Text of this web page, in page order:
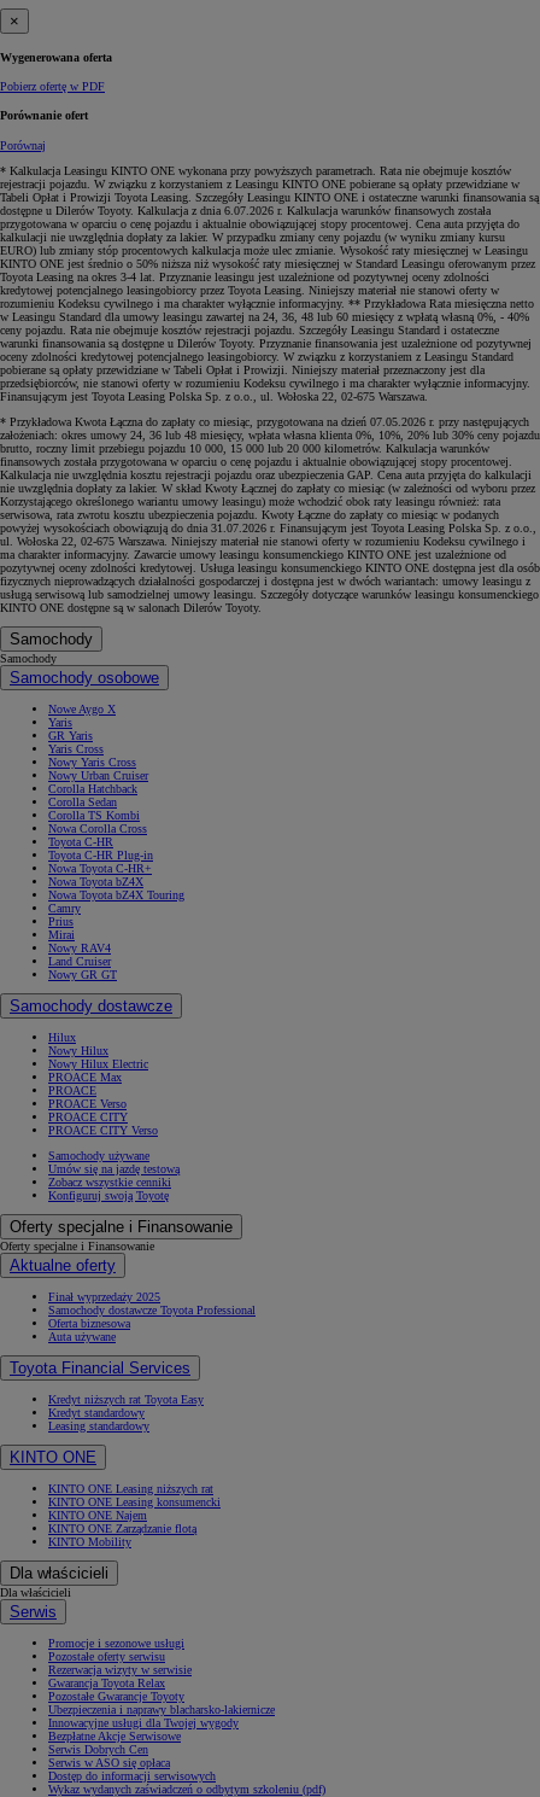
×
Wygenerowana oferta
Pobierz ofertę w PDF
Porównanie ofert
Porównaj
* Kalkulacja Leasingu KINTO ONE wykonana przy powyższych parametrach. Rata nie obejmuje kosztów
rejestracji pojazdu. W związku z korzystaniem z Leasingu KINTO ONE pobierane są opłaty przewidziane w
Tabeli Opłat i Prowizji Toyota Leasing. Szczegóły Leasingu KINTO ONE i ostateczne warunki finansowania są
dostępne u Dilerów Toyoty. Kalkulacja z dnia 6.07.2026 r. Kalkulacja warunków finansowych została
przygotowana w oparciu o cenę pojazdu i aktualnie obowiązującej stopy procentowej. Cena auta przyjęta do
kalkulacji nie uwzględnia dopłaty za lakier. W przypadku zmiany ceny pojazdu (w wyniku zmiany kursu
EURO) lub zmiany stóp procentowych kalkulacja może ulec zmianie. Wysokość raty miesięcznej w Leasingu
KINTO ONE jest średnio o 50% niższa niż wysokość raty miesięcznej w Standard Leasingu oferowanym przez
Toyota Leasing na okres 3-4 lat. Przyznanie leasingu jest uzależnione od pozytywnej oceny zdolności
kredytowej potencjalnego leasingobiorcy przez Toyota Leasing. Niniejszy materiał nie stanowi oferty w
rozumieniu Kodeksu cywilnego i ma charakter wyłącznie informacyjny. ** Przykładowa Rata miesięczna netto
w Leasingu Standard dla umowy leasingu zawartej na 24, 36, 48 lub 60 miesięcy z wpłatą własną 0%, - 40%
ceny pojazdu. Rata nie obejmuje kosztów rejestracji pojazdu. Szczegóły Leasingu Standard i ostateczne
warunki finansowania są dostępne u Dilerów Toyoty. Przyznanie finansowania jest uzależnione od pozytywnej
oceny zdolności kredytowej potencjalnego leasingobiorcy. W związku z korzystaniem z Leasingu Standard
pobierane są opłaty przewidziane w Tabeli Opłat i Prowizji. Niniejszy materiał przeznaczony jest dla
przedsiębiorców, nie stanowi oferty w rozumieniu Kodeksu cywilnego i ma charakter wyłącznie informacyjny.
Finansującym jest Toyota Leasing Polska Sp. z o.o., ul. Wołoska 22, 02-675 Warszawa.
* Przykładowa Kwota Łączna do zapłaty co miesiąc, przygotowana na dzień 07.05.2026 r. przy następujących
założeniach: okres umowy 24, 36 lub 48 miesięcy, wpłata własna klienta 0%, 10%, 20% lub 30% ceny pojazdu
brutto, roczny limit przebiegu pojazdu 10 000, 15 000 lub 20 000 kilometrów. Kalkulacja warunków
finansowych została przygotowana w oparciu o cenę pojazdu i aktualnie obowiązującej stopy procentowej.
Kalkulacja nie uwzględnia kosztu rejestracji pojazdu oraz ubezpieczenia GAP. Cena auta przyjęta do kalkulacji
nie uwzględnia dopłaty za lakier. W skład Kwoty Łącznej do zapłaty co miesiąc (w zależności od wyboru przez
Korzystającego określonego wariantu umowy leasingu) może wchodzić obok raty leasingu również: rata
serwisowa, rata zwrotu kosztu ubezpieczenia pojazdu. Kwoty Łączne do zapłaty co miesiąc w podanych
powyżej wysokościach obowiązują do dnia 31.07.2026 r. Finansującym jest Toyota Leasing Polska Sp. z o.o.,
ul. Wołoska 22, 02-675 Warszawa. Niniejszy materiał nie stanowi oferty w rozumieniu Kodeksu cywilnego i
ma charakter informacyjny. Zawarcie umowy leasingu konsumenckiego KINTO ONE jest uzależnione od
pozytywnej oceny zdolności kredytowej. Usługa leasingu konsumenckiego KINTO ONE dostępna jest dla osób
fizycznych nieprowadzących działalności gospodarczej i dostępna jest w dwóch wariantach: umowy leasingu z
usługą serwisową lub samodzielnej umowy leasingu. Szczegóły dotyczące warunków leasingu konsumenckiego
KINTO ONE dostępne są w salonach Dilerów Toyoty.
Samochody
Samochody
Samochody osobowe
Nowe Aygo X
Yaris
GR Yaris
Yaris Cross
Nowy Yaris Cross
Nowy Urban Cruiser
Corolla Hatchback
Corolla Sedan
Corolla TS Kombi
Nowa Corolla Cross
Toyota C-HR
Toyota C-HR Plug-in
Nowa Toyota C-HR+
Nowa Toyota bZ4X
Nowa Toyota bZ4X Touring
Camry
Prius
Mirai
Nowy RAV4
Land Cruiser
Nowy GR GT
Samochody dostawcze
Hilux
Nowy Hilux
Nowy Hilux Electric
PROACE Max
PROACE
PROACE Verso
PROACE CITY
PROACE CITY Verso
Samochody używane
Umów się na jazdę testową
Zobacz wszystkie cenniki
Konfiguruj swoją Toyotę
Oferty specjalne i Finansowanie
Oferty specjalne i Finansowanie
Aktualne oferty
Finał wyprzedaży 2025
Samochody dostawcze Toyota Professional
Oferta biznesowa
Auta używane
Toyota Financial Services
Kredyt niższych rat Toyota Easy
Kredyt standardowy
Leasing standardowy
KINTO ONE
KINTO ONE Leasing niższych rat
KINTO ONE Leasing konsumencki
KINTO ONE Najem
KINTO ONE Zarządzanie flotą
KINTO Mobility
Dla właścicieli
Dla właścicieli
Serwis
Promocje i sezonowe usługi
Pozostałe oferty serwisu
Rezerwacja wizyty w serwisie
Gwarancja Toyota Relax
Pozostałe Gwarancje Toyoty
Ubezpieczenia i naprawy blacharsko-lakiernicze
Innowacyjne usługi dla Twojej wygody
Bezpłatne Akcje Serwisowe
Serwis Dobrych Cen
Serwis w ASO się opłaca
Dostęp do informacji serwisowych
Wykaz wydanych zaświadczeń o odbytym szkoleniu (pdf)